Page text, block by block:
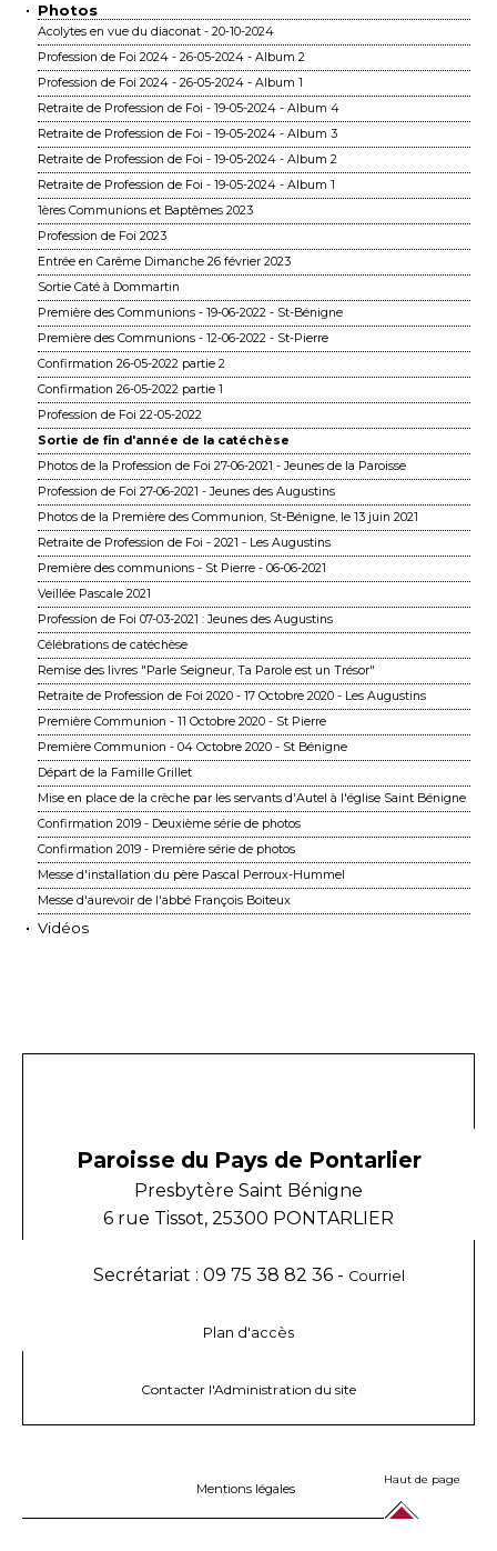
Photos
Acolytes en vue du diaconat - 20-10-2024
Profession de Foi 2024 - 26-05-2024 - Album 2
Profession de Foi 2024 - 26-05-2024 - Album 1
Retraite de Profession de Foi - 19-05-2024 - Album 4
Retraite de Profession de Foi - 19-05-2024 - Album 3
Retraite de Profession de Foi - 19-05-2024 - Album 2
Retraite de Profession de Foi - 19-05-2024 - Album 1
1ères Communions et Baptêmes 2023
Profession de Foi 2023
Entrée en Carême Dimanche 26 février 2023
Sortie Caté à Dommartin
Première des Communions - 19-06-2022 - St-Bénigne
Première des Communions - 12-06-2022 - St-Pierre
Confirmation 26-05-2022 partie 2
Confirmation 26-05-2022 partie 1
Profession de Foi 22-05-2022
Sortie de fin d'année de la catéchèse
Photos de la Profession de Foi 27-06-2021 - Jeunes de la Paroisse
Profession de Foi 27-06-2021 - Jeunes des Augustins
Photos de la Première des Communion, St-Bénigne, le 13 juin 2021
Retraite de Profession de Foi - 2021 - Les Augustins
Première des communions - St Pierre - 06-06-2021
Veillée Pascale 2021
Profession de Foi 07-03-2021 : Jeunes des Augustins
Célébrations de catéchèse
Remise des livres "Parle Seigneur, Ta Parole est un Trésor"
Retraite de Profession de Foi 2020 - 17 Octobre 2020 - Les Augustins
Première Communion - 11 Octobre 2020 - St Pierre
Première Communion - 04 Octobre 2020 - St Bénigne
Départ de la Famille Grillet
Mise en place de la crèche par les servants d'Autel à l'église Saint Bénigne
Confirmation 2019 - Deuxième série de photos
Confirmation 2019 - Première série de photos
Messe d'installation du père Pascal Perroux-Hummel
Messe d'aurevoir de l'abbé François Boiteux
Vidéos
Paroisse du Pays de Pontarlier
Presbytère Saint Bénigne
6 rue Tissot, 25300 PONTARLIER
Secrétariat : 09 75 38 82 36 - Courriel
Plan d'accès
Contacter l'Administration du site
Mentions légales
Haut de page